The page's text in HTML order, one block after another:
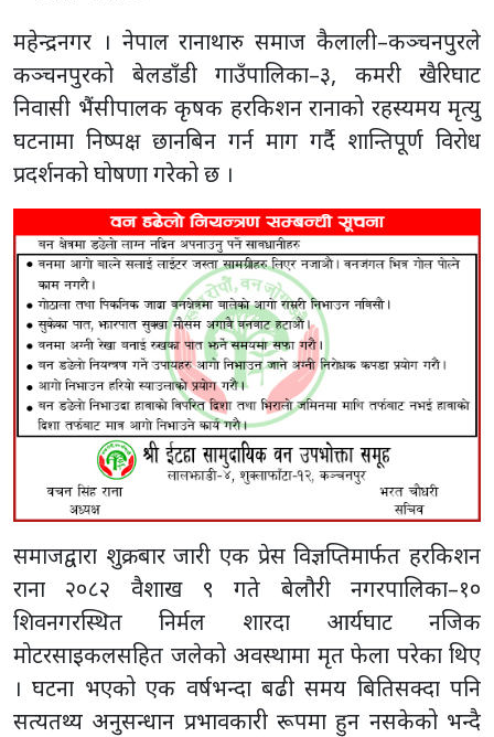
महेन्द्रनगर । नेपाल रानाथारु समाज कैलाली–कञ्चनपुरले
कञ्चनपुरको बेलडाँडी गाउँपालिका–३, कमरी खैरिघाट
निवासी भैंसीपालक कृषक हरकिशन रानाको रहस्यमय मृत्यु
घटनामा निष्पक्ष छानबिन गर्न माग गर्दै शान्तिपूर्ण विरोध
प्रदर्शनको घोषणा गरेको छ ।
समाजद्वारा शुक्रबार जारी एक प्रेस विज्ञप्तिमार्फत हरकिशन
राना २०८२ वैशाख ९ गते बेलौरी नगरपालिका–१०
शिवनगरस्थित निर्मल शारदा आर्यघाट नजिक
मोटरसाइकलसहित जलेको अवस्थामा मृत फेला परेका थिए
। घटना भएको एक वर्षभन्दा बढी समय बितिसक्दा पनि
सत्यतथ्य अनुसन्धान प्रभावकारी रूपमा हुन नसकेको भन्दै